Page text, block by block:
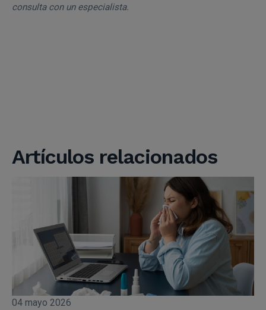
consulta con un especialista.
Artículos relacionados
04 mayo 2026